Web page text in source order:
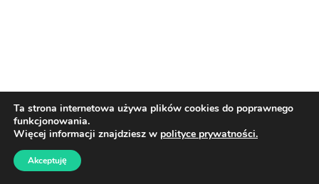
Ta strona internetowa używa plików cookies do poprawnego
funkcjonowania.
Więcej informacji znajdziesz w polityce prywatności.
Akceptuję